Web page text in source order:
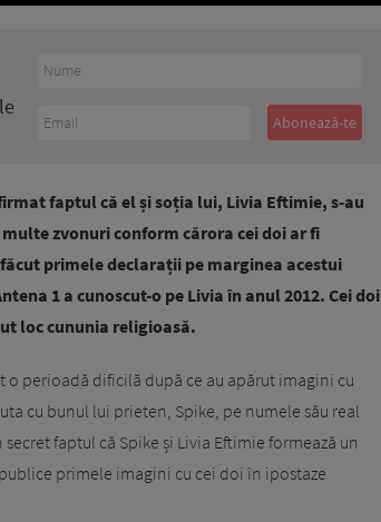
faptul că el și soția lui, Livia Eftimie, s-au
zvonuri conform cărora cei doi ar fi
primele declarații pe marginea acestui
1 a cunoscut-o pe Livia în anul 2012. Cei doi
loc cununia religioasă.
perioadă dificilă după ce au apărut imagini cu
cu bunul lui prieten, Spike, pe numele său real
faptul că Spike și Livia Eftimie formează un
primele imagini cu cei doi în ipostaze